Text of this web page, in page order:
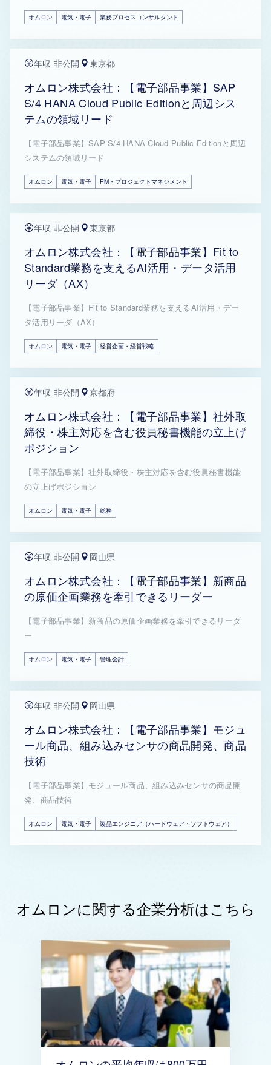
オムロン 電気・電子 業務プロセスコンサルタント
年収 非公開 東京都
オムロン株式会社：【電子部品事業】SAP
S/4 HANA Cloud Public Editionと周辺シス
テムの領域リード
【電子部品事業】SAP S/4 HANA Cloud Public Editionと周辺
システムの領域リード
オムロン 電気・電子 PM・プロジェクトマネジメント
年収 非公開 東京都
オムロン株式会社：【電子部品事業】Fit to
Standard業務を支えるAI活用・データ活用
リーダ（AX）
【電子部品事業】Fit to Standard業務を支えるAI活用・デー
タ活用リーダ（AX）
オムロン 電気・電子 経営企画・経営戦略
年収 非公開 京都府
オムロン株式会社：【電子部品事業】社外取
締役・株主対応を含む役員秘書機能の立上げ
ポジション
【電子部品事業】社外取締役・株主対応を含む役員秘書機能
の立上げポジション
オムロン 電気・電子 総務
年収 非公開 岡山県
オムロン株式会社：【電子部品事業】新商品
の原価企画業務を牽引できるリーダー
【電子部品事業】新商品の原価企画業務を牽引できるリーダ
ー
オムロン 電気・電子 管理会計
年収 非公開 岡山県
オムロン株式会社：【電子部品事業】モジュ
ール商品、組み込みセンサの商品開発、商品
技術
【電子部品事業】モジュール商品、組み込みセンサの商品開
発、商品技術
オムロン 電気・電子 製品エンジニア（ハードウェア・ソフトウェア）
オムロンに関する企業分析はこちら